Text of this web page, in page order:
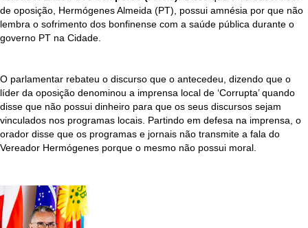
de oposição, Hermógenes Almeida (PT), possui amnésia por que não
lembra o sofrimento dos bonfinense com a saúde pública durante o
governo PT na Cidade.
O parlamentar rebateu o discurso que o antecedeu, dizendo que o
líder da oposição denominou a imprensa local de ‘Corrupta’ quando
disse que não possui dinheiro para que os seus discursos sejam
vinculados nos programas locais. Partindo em defesa na imprensa, o
orador disse que os programas e jornais não transmite a fala do
Vereador Hermógenes porque o mesmo não possui moral.